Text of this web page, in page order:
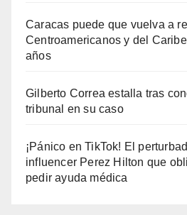
Caracas puede que vuelva a
Centroamericanos y del
años
Gilberto Correa estalla tras
tribunal en su caso
¡Pánico en TikTok! El
influencer Perez Hilton que
pedir ayuda médica